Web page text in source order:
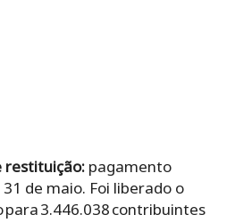
restituição: pagamento
de maio. Foi liberado o
3.446.038 contribuintes